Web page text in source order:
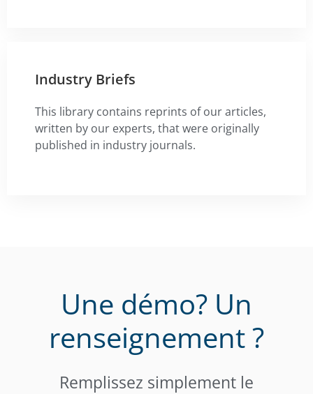
Industry Briefs
This library contains reprints of our articles,
written by our experts, that were originally
published in industry journals.
Une démo? Un
renseignement ?
Remplissez simplement le